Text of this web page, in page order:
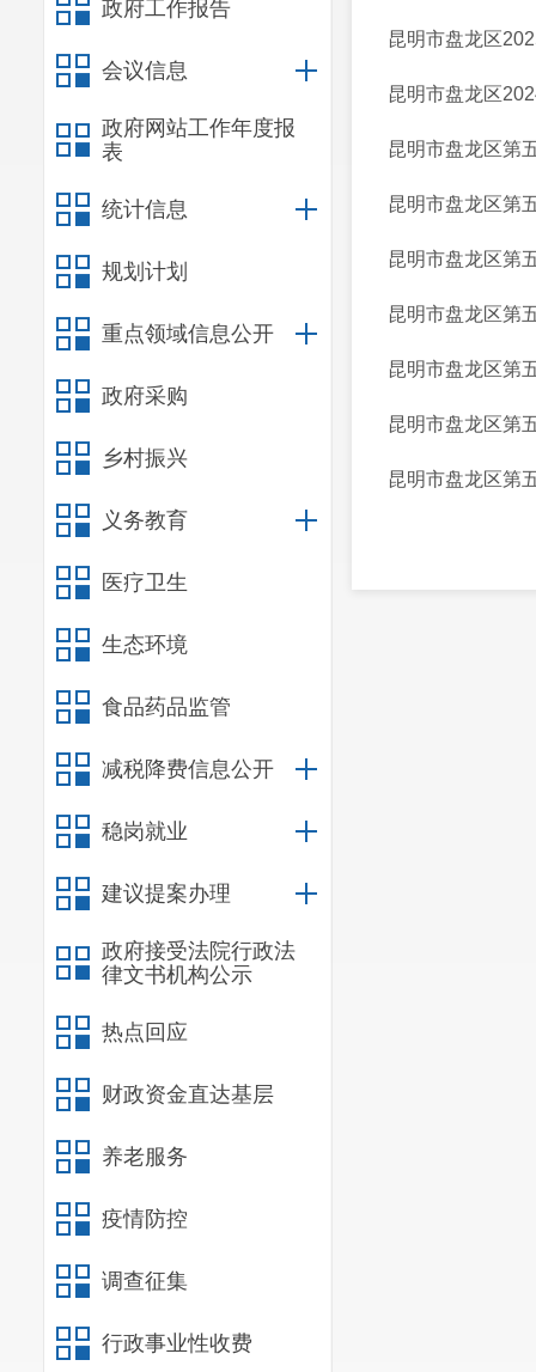
政府工作报告
会议信息
政府网站工作年度报
表
统计信息
规划计划
重点领域信息公开
政府采购
乡村振兴
义务教育
医疗卫生
生态环境
食品药品监管
减税降费信息公开
稳岗就业
建议提案办理
政府接受法院行政法
律文书机构公示
热点回应
财政资金直达基层
养老服务
疫情防控
调查征集
行政事业性收费
昆明市盘龙区
昆明市盘龙区
昆明市盘龙区第
昆明市盘龙区第
昆明市盘龙区第
昆明市盘龙区第
昆明市盘龙区第
昆明市盘龙区第
昆明市盘龙区第